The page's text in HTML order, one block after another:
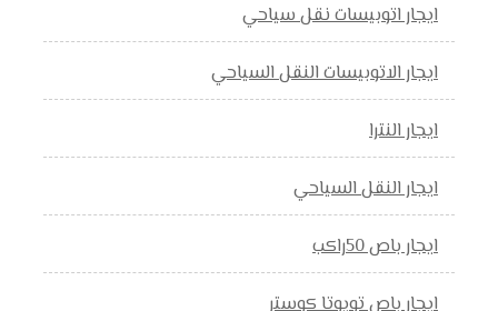
ايجار اتوبيسات نقل سياحي
ايجار الاتوبيسات النقل السياحي
ايجار النترا
ايجار النقل السياحي
ايجار باص 50راكب
ايجار باص تويوتا كوستر